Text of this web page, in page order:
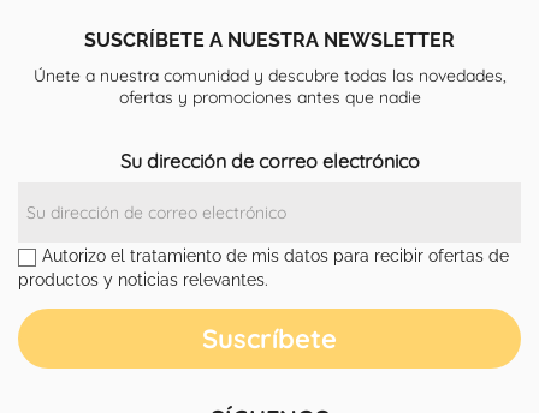
SUSCRÍBETE A NUESTRA NEWSLETTER
Únete a nuestra comunidad y descubre todas las novedades,
ofertas y promociones antes que nadie
Su dirección de correo electrónico
Autorizo el tratamiento de mis datos para recibir ofertas de
productos y noticias relevantes.